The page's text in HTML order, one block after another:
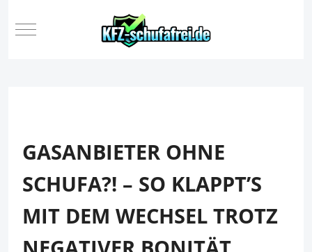
Mobile Menu Toggle
GASANBIETER OHNE
SCHUFA?! – SO KLAPPT’S
MIT DEM WECHSEL TROTZ